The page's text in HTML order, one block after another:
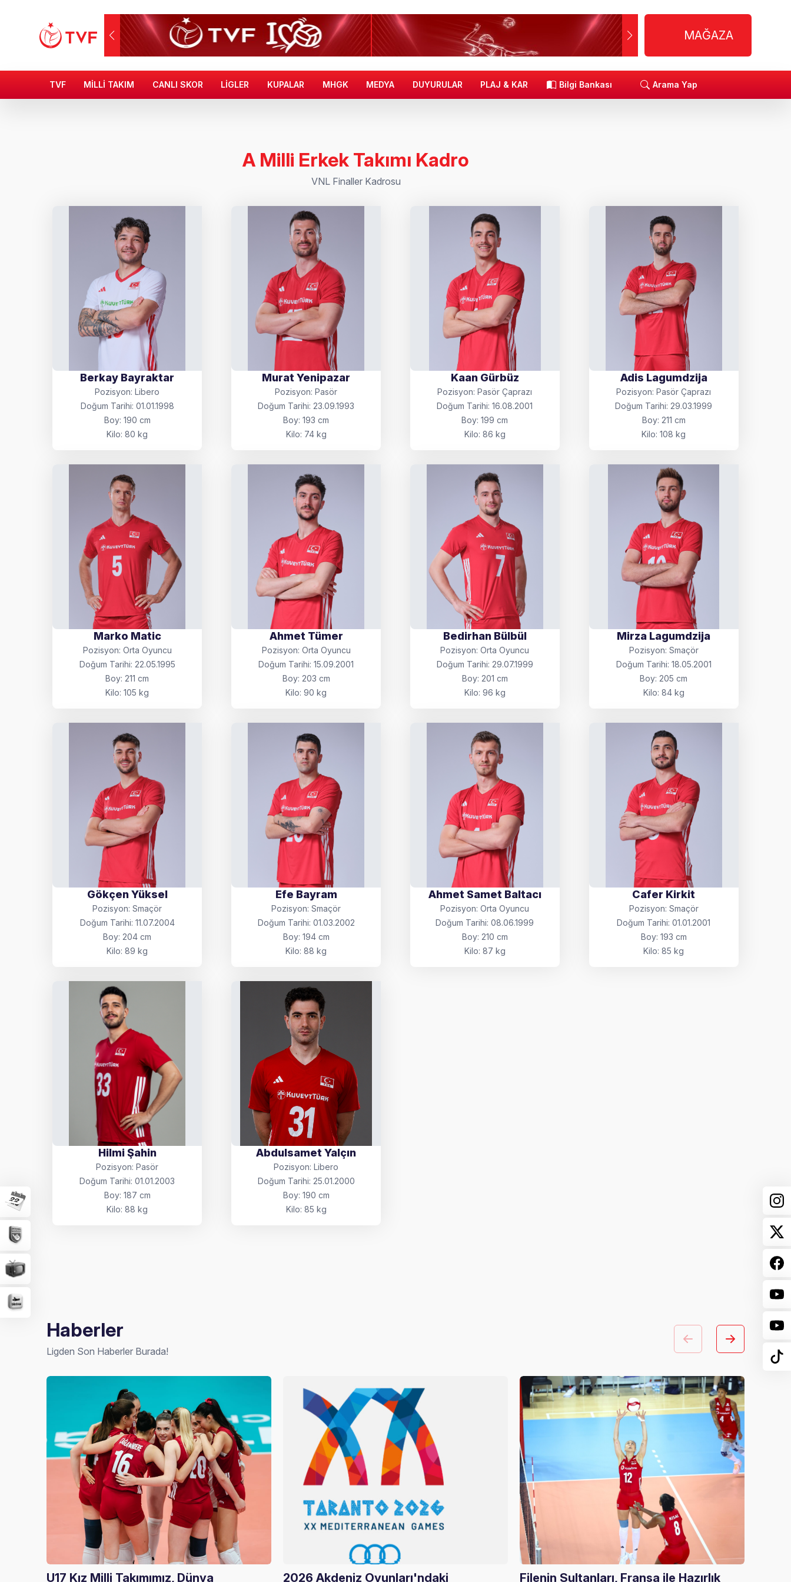
MAĞAZA
TVF MİLLİ TAKIM CANLI SKOR LİGLER KUPALAR MHGK MEDYA DUYURULAR PLAJ & KAR Bilgi Bankası Arama Yap
A Milli Erkek Takımı Kadro
VNL Finaller Kadrosu
Berkay Bayraktar
Pozisyon: Libero
Doğum Tarihi: 01.01.1998
Boy: 190 cm
Kilo: 80 kg
Murat Yenipazar
Pozisyon: Pasör
Doğum Tarihi: 23.09.1993
Boy: 193 cm
Kilo: 74 kg
Kaan Gürbüz
Pozisyon: Pasör Çaprazı
Doğum Tarihi: 16.08.2001
Boy: 199 cm
Kilo: 86 kg
Adis Lagumdzija
Pozisyon: Pasör Çaprazı
Doğum Tarihi: 29.03.1999
Boy: 211 cm
Kilo: 108 kg
Marko Matic
Pozisyon: Orta Oyuncu
Doğum Tarihi: 22.05.1995
Boy: 211 cm
Kilo: 105 kg
Ahmet Tümer
Pozisyon: Orta Oyuncu
Doğum Tarihi: 15.09.2001
Boy: 203 cm
Kilo: 90 kg
Bedirhan Bülbül
Pozisyon: Orta Oyuncu
Doğum Tarihi: 29.07.1999
Boy: 201 cm
Kilo: 96 kg
Mirza Lagumdzija
Pozisyon: Smaçör
Doğum Tarihi: 18.05.2001
Boy: 205 cm
Kilo: 84 kg
Gökçen Yüksel
Pozisyon: Smaçör
Doğum Tarihi: 11.07.2004
Boy: 204 cm
Kilo: 89 kg
Efe Bayram
Pozisyon: Smaçör
Doğum Tarihi: 01.03.2002
Boy: 194 cm
Kilo: 88 kg
Ahmet Samet Baltacı
Pozisyon: Orta Oyuncu
Doğum Tarihi: 08.06.1999
Boy: 210 cm
Kilo: 87 kg
Cafer Kirkit
Pozisyon: Smaçör
Doğum Tarihi: 01.01.2001
Boy: 193 cm
Kilo: 85 kg
Hilmi Şahin
Pozisyon: Pasör
Doğum Tarihi: 01.01.2003
Boy: 187 cm
Kilo: 88 kg
Abdulsamet Yalçın
Pozisyon: Libero
Doğum Tarihi: 25.01.2000
Boy: 190 cm
Kilo: 85 kg
Haberler
Ligden Son Haberler Burada!
U17 Kız Milli Takımımız, Dünya
2026 Akdeniz Oyunları'ndaki
Filenin Sultanları, Fransa ile Hazırlık